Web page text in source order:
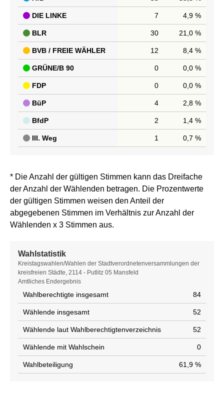
DIE LINKE 7 4,9 %
BLR 30 21,0 %
BVB / FREIE WÄHLER 12 8,4 %
GRÜNE/B 90 0 0,0 %
FDP 0 0,0 %
BüP 4 2,8 %
BfdP 2 1,4 %
III. Weg 1 0,7 %
* Die Anzahl der gültigen Stimmen kann das Dreifache
der Anzahl der Wählenden betragen. Die Prozentwerte
der gültigen Stimmen weisen den Anteil der
abgegebenen Stimmen im Verhältnis zur Anzahl der
Wählenden x 3 Stimmen aus.
Wahlstatistik
Wahlstatistik
Kreistagswahlen/Wahlen der Stadtverordnetenversammlungen der
kreisfreien Städte, 2114 - Putlitz 05 Mansfeld
Amtliches Endergebnis
Wahlberechtigte insgesamt 84
Wählende insgesamt 52
Wählende laut Wahlberechtigtenverzeichnis 52
Wählende mit Wahlschein 0
Wahlbeteiligung 61,9 %